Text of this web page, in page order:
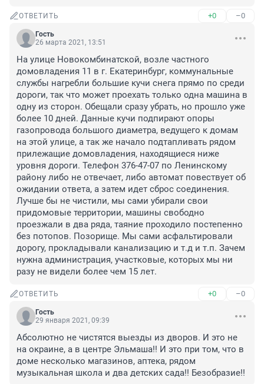
ОТВЕТИТЬ +0 –0
Гость
26 марта 2021, 13:51
На улице Новокомбинатской, возле частного
домовладения 11 в г. Екатеринбург, коммунальные
службы нагребли большие кучи снега прямо по среди
дороги, так что может проехать только одна машина в
одну из сторон. Обещали сразу убрать, но прошло уже
более 10 дней. Данные кучи подпирают опоры
газопровода большого диаметра, ведущего к домам
на этой улице, а так же начало подтапливать рядом
прилежащие домовладения, находящиеся ниже
уровня дороги. Телефон 376-47-07 по Ленинскому
району либо не отвечает, либо автомат повествует об
ожидании ответа, а затем идет сброс соединения.
Лучше бы не чистили, мы сами убирали свои
придомовые территории, машины свободно
проезжали в два ряда, таяние проходило постепенно
без потопов. Позорище. Мы сами асфальтировали
дорогу, прокладывали канализацию и т.д и т.п. Зачем
нужна администрация, участковые, которых мы ни
разу не видели более чем 15 лет.
ОТВЕТИТЬ +0 –0
Гость
29 января 2021, 09:39
Абсолютно не чистятся выезды из дворов. И это не
на окраине, а в центре Эльмаша!! И это при том, что в
доме несколько магазинов, аптека, рядом
музыкальная школа и два детских сада!! Безобразие!!